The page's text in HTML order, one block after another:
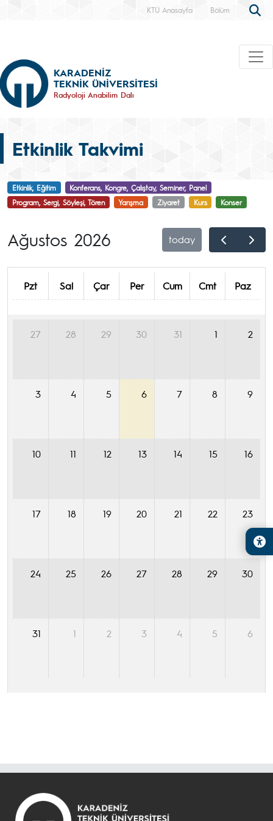
KTÜ Anasayfa Bölüm
KARADENİZ
TEKNİK ÜNİVERSİTESİ
Radyoloji Anabilim Dalı
Etkinlik Takvimi
Etkinlik, Eğitim
Konferans, Kongre, Çalıştay, Seminer, Panel
Program, Sergi, Söyleşi, Tören
Yarışma Ziyaret Kurs Konser
Ağustos 2026 today
Pzt Sal Çar Per Cum Cmt Paz
27 28 29 30 31 1 2
3 4 5 6 7 8 9
10 11 12 13 14 15 16
17 18 19 20 21 22 23
24 25 26 27 28 29 30
31 1 2 3 4 5 6